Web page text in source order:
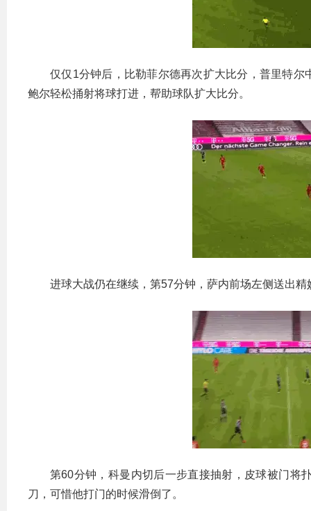
仅仅1分钟后，比勒菲尔德再次扩大比分，普里特
鲍尔轻松捅射将球打进，帮助球队扩大比分。
进球大战仍在继续，第57分钟，萨内前场左侧送出
第60分钟，科曼内切后一步直接抽射，皮球被门将
刀，可惜他打门的时候滑倒了。